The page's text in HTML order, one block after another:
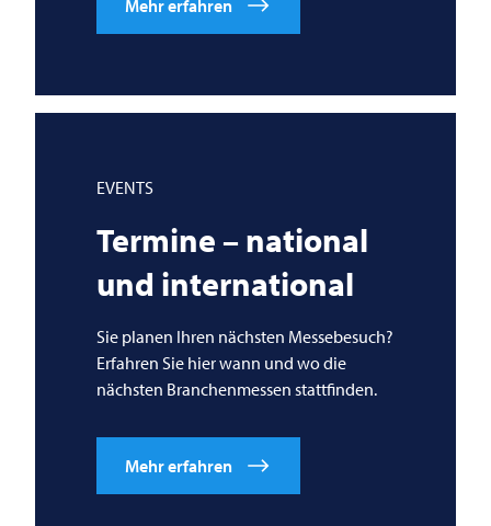
Mehr erfahren
EVENTS
Termine – national
und international
Sie planen Ihren nächsten Messebesuch?
Erfahren Sie hier wann und wo die
nächsten Branchenmessen stattfinden.
Mehr erfahren